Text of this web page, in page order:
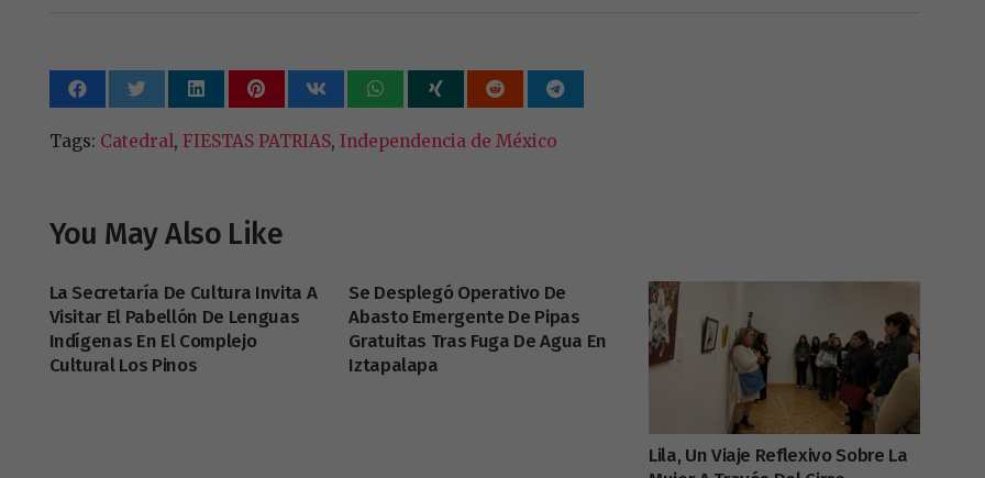
Tags: Catedral, FIESTAS PATRIAS, Independencia de México
You May Also Like
La Secretaría De Cultura Invita A
Visitar El Pabellón De Lenguas
Indígenas En El Complejo
Cultural Los Pinos
Se Desplegó Operativo De
Abasto Emergente De Pipas
Gratuitas Tras Fuga De Agua En
Iztapalapa
Lila, Un Viaje Reflexivo Sobre La